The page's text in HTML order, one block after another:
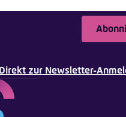
Direkt zur Newsletter-